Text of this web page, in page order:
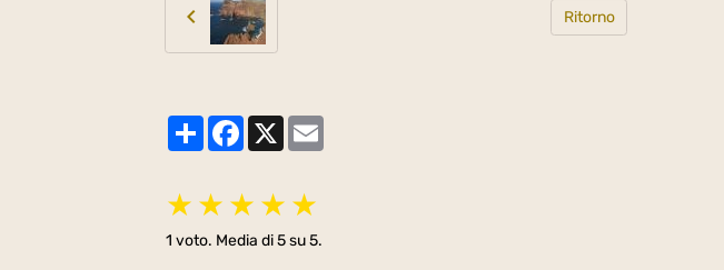
Ritorno
PartagerFacebook
X
★ ★ ★ ★ ★
1 voto. Media di5su 5.